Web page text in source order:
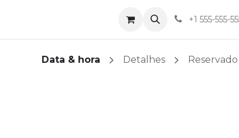
+1 555-555-
Data & hora Detalhes Reservado